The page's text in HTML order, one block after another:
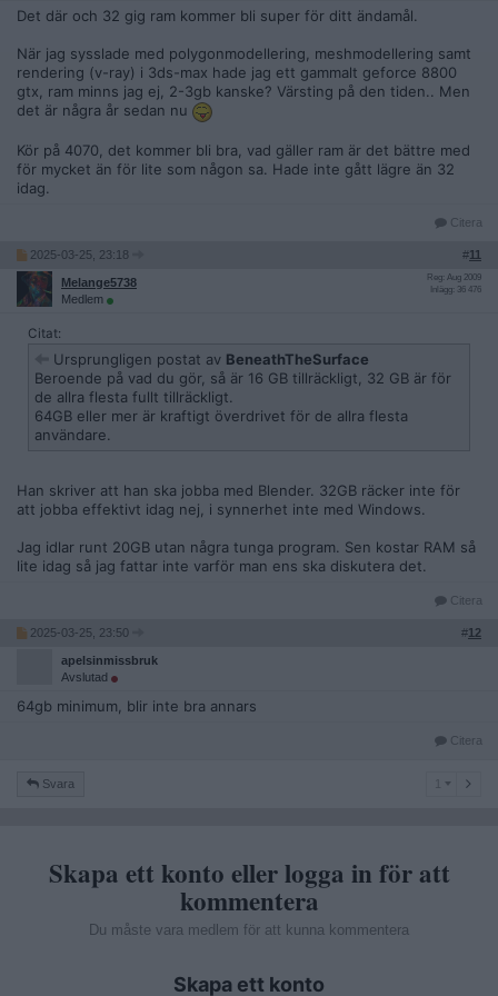
Det där och 32 gig ram kommer bli super för ditt ändamål.
När jag sysslade med polygonmodellering, meshmodellering samt
rendering (v-ray) i 3ds-max hade jag ett gammalt geforce 8800
gtx, ram minns jag ej, 2-3gb kanske? Värsting på den tiden.. Men
det är några år sedan nu
Kör på 4070, det kommer bli bra, vad gäller ram är det bättre med
för mycket än för lite som någon sa. Hade inte gått lägre än 32
idag.
Citera
2025-03-25, 23:18 #11
Melange5738
Medlem
Reg: Aug 2009
Inlägg: 36 476
Citat:
Ursprungligen postat av BeneathTheSurface
Beroende på vad du gör, så är 16 GB tillräckligt, 32 GB är för
de allra flesta fullt tillräckligt.
64GB eller mer är kraftigt överdrivet för de allra flesta
användare.
Han skriver att han ska jobba med Blender. 32GB räcker inte för
att jobba effektivt idag nej, i synnerhet inte med Windows.
Jag idlar runt 20GB utan några tunga program. Sen kostar RAM så
lite idag så jag fattar inte varför man ens ska diskutera det.
Citera
2025-03-25, 23:50 #12
apelsinmissbruk
Avslutad
64gb minimum, blir inte bra annars
Citera
Svara
Skapa ett konto eller logga in för att
kommentera
Du måste vara medlem för att kunna kommentera
Skapa ett konto